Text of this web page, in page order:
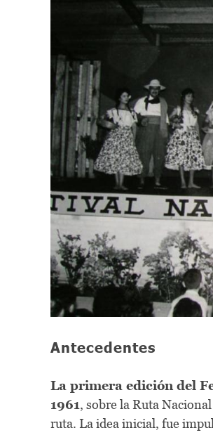
Antecedentes
La primera edición del
1961, sobre la Ruta
ruta. La idea inicial, fue